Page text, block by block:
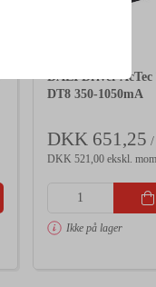
DALI Driver
DT8 350-1050mA
DKK 651,25 /
DKK 521,00 ekskl.
Ikke på lager